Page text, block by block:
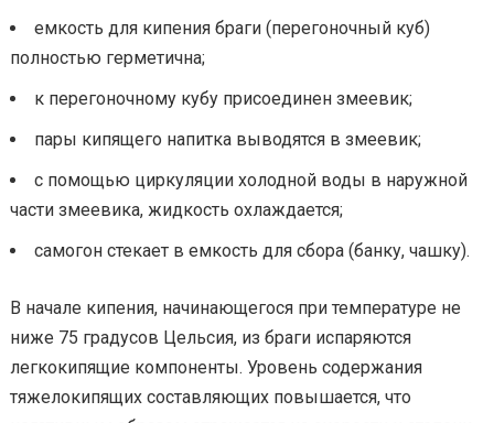
емкость для кипения браги (перегоночный куб)
полностью герметична;
к перегоночному кубу присоединен змеевик;
пары кипящего напитка выводятся в змеевик;
с помощью циркуляции холодной воды в наружной
части змеевика, жидкость охлаждается;
самогон стекает в емкость для сбора (банку, чашку).
В начале кипения, начинающегося при температуре не
ниже 75 градусов Цельсия, из браги испаряются
легкокипящие компоненты. Уровень содержания
тяжелокипящих составляющих повышается, что